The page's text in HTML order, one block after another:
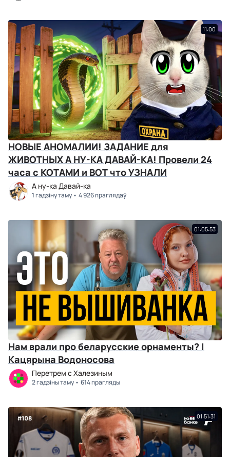
11:00
НОВЫЕ АНОМАЛИИ! ЗАДАНИЕ для
ЖИВОТНЫХ А НУ-КА ДАВАЙ-КА! Провели 24
часа с КОТАМИ и ВОТ что УЗНАЛИ
А ну-ка Давай-ка
1 гадзіну таму 4 926 праглядаў
01:05:53
Нам врали про беларусские орнаменты? |
Кацярына Водоносова
Перетрем с Халезиным
2 гадзіны таму 614 прагляды
01:51:31